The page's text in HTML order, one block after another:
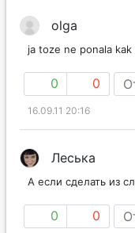
olga
ja toze ne ponala
0 0
16.09.11 20:16
Леська
А если сделать из
0 0